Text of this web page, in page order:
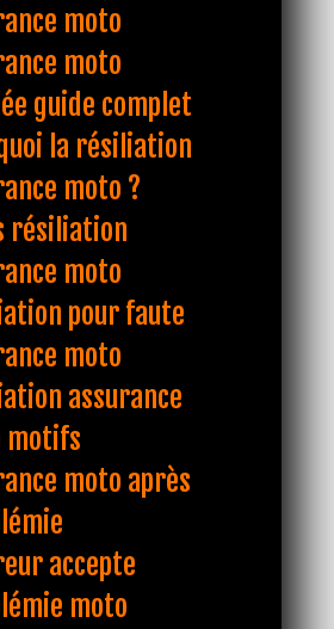
moto
moto
guide complet
la résiliation
moto ?
résiliation
moto
pour faute
moto
assurance
motifs
moto après
accepte
moto